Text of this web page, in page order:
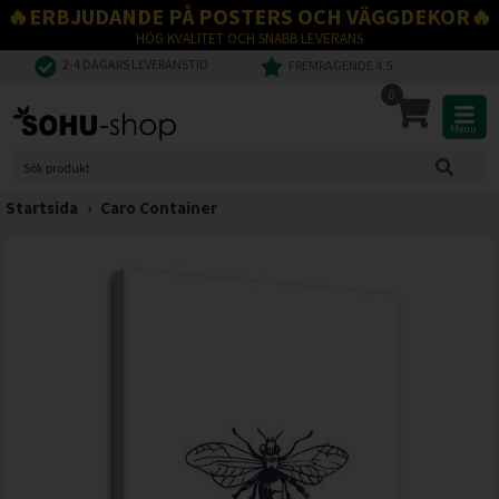
🔥ERBJUDANDE PÅ POSTERS OCH VÄGGDEKOR🔥
HÖG KVALITET OCH SNABB LEVERANS
2-4 DAGARS LEVERANSTID FREMRAGENDE 4,5
0
Menu
Startsida › Caro Container